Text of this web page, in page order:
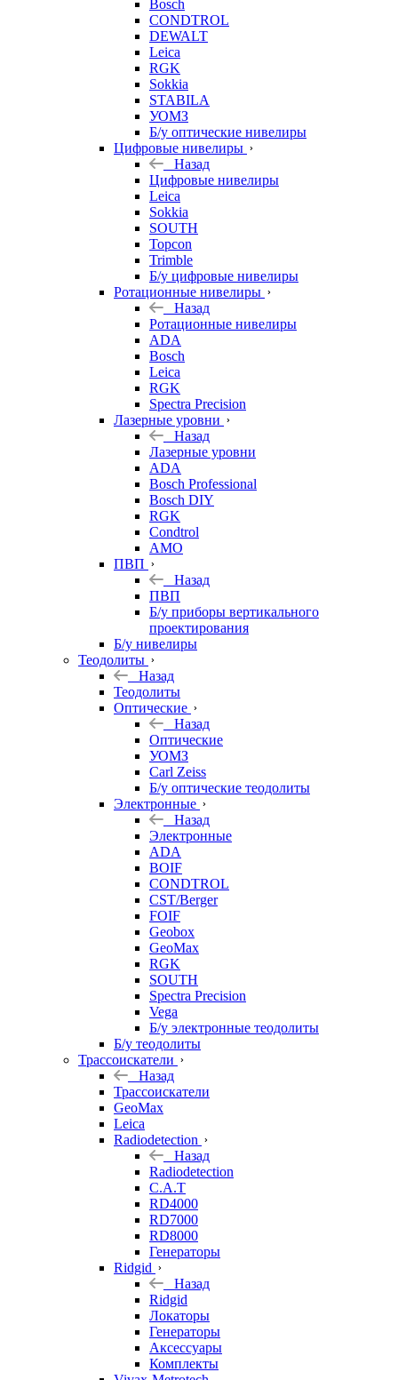
Bosch
CONDTROL
DEWALT
Leica
RGK
Sokkia
STABILA
УОМЗ
Б/у оптические нивелиры
Цифровые нивелиры
Назад
Цифровые нивелиры
Leica
Sokkia
SOUTH
Topcon
Trimble
Б/у цифровые нивелиры
Ротационные нивелиры
Назад
Ротационные нивелиры
ADA
Bosch
Leica
RGK
Spectra Precision
Лазерные уровни
Назад
Лазерные уровни
ADA
Bosch Professional
Bosch DIY
RGK
Condtrol
AMO
ПВП
Назад
ПВП
Б/у приборы вертикального
проектирования
Б/у нивелиры
Теодолиты
Назад
Теодолиты
Оптические
Назад
Оптические
УОМЗ
Carl Zeiss
Б/у оптические теодолиты
Электронные
Назад
Электронные
ADA
BOIF
CONDTROL
CST/Berger
FOIF
Geobox
GeoMax
RGK
SOUTH
Spectra Precision
Vega
Б/у электронные теодолиты
Б/у теодолиты
Трассоискатели
Назад
Трассоискатели
GeoMax
Leica
Radiodetection
Назад
Radiodetection
C.A.T
RD4000
RD7000
RD8000
Генераторы
Ridgid
Назад
Ridgid
Локаторы
Генераторы
Аксессуары
Комплекты